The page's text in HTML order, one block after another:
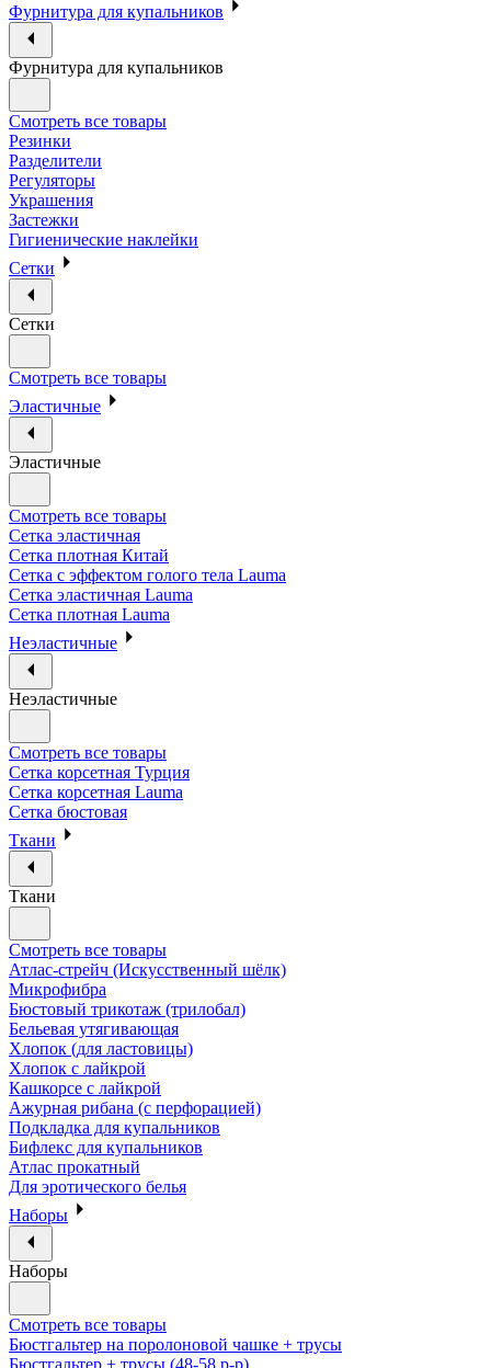
Фурнитура для купальников
Фурнитура для купальников
Смотреть все товары
Резинки
Разделители
Регуляторы
Украшения
Застежки
Гигиенические наклейки
Сетки
Сетки
Смотреть все товары
Эластичные
Эластичные
Смотреть все товары
Сетка эластичная
Сетка плотная Китай
Сетка с эффектом голого тела Lauma
Сетка эластичная Lauma
Сетка плотная Lauma
Неэластичные
Неэластичные
Смотреть все товары
Сетка корсетная Турция
Сетка корсетная Lauma
Сетка бюстовая
Ткани
Ткани
Смотреть все товары
Атлас-стрейч (Искусственный шёлк)
Микрофибра
Бюстовый трикотаж (трилобал)
Бельевая утягивающая
Хлопок (для ластовицы)
Хлопок с лайкрой
Кашкорсе с лайкрой
Ажурная рибана (с перфорацией)
Подкладка для купальников
Бифлекс для купальников
Атлас прокатный
Для эротического белья
Наборы
Наборы
Смотреть все товары
Бюстгальтер на поролоновой чашке + трусы
Бюстгальтер + трусы (48-58 р-р)